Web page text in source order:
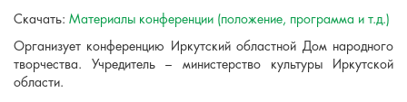
Скачать: Материалы конференции (положение, программа и т.д.)
Организует конференцию Иркутский областной Дом народного
творчества. Учредитель – министерство культуры Иркутской
области.